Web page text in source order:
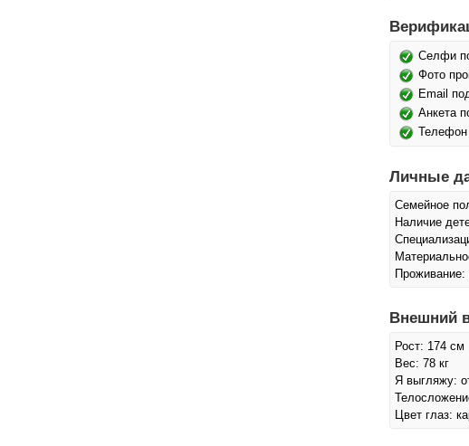
Селфи
Фото
Email
Анкета
Телефон
Личные
Семейное
Наличие
Проживание:
Внешний
Рост: 174 см
Вес: 78 кг
Я выгляжу:
Цвет глаз: